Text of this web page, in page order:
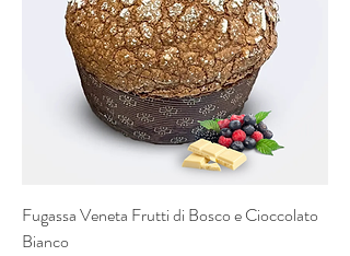
Fugassa Veneta Frutti di Bosco e Cioccolato
Bianco